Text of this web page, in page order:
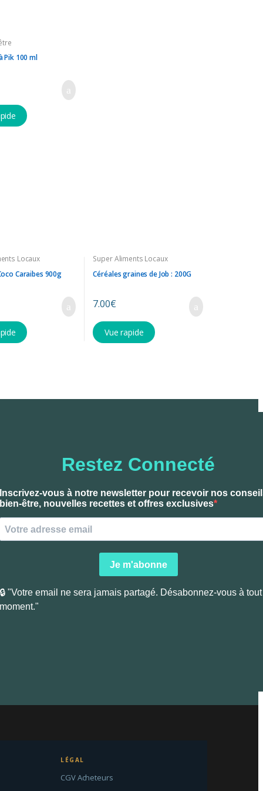
Pik 100 ml
Locaux
Caraibes 900g
Super Aliments Locaux
Céréales graines de Job : 200G
7.00€
Vue rapide
LÉGAL
CGV Acheteurs